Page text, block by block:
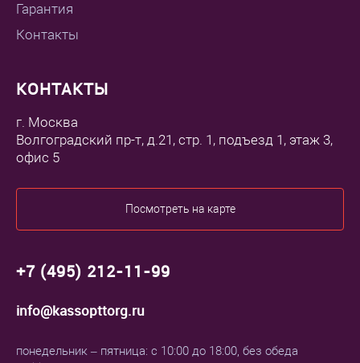
Гарантия
Контакты
КОНТАКТЫ
г. Москва
Волгоградский пр-т, д.21, стр. 1, подъезд 1, этаж 3,
офис 5
Посмотреть на карте
+7 (495) 212-11-99
info@kassopttorg.ru
понедельник – пятница: с 10:00 до 18:00, без обеда